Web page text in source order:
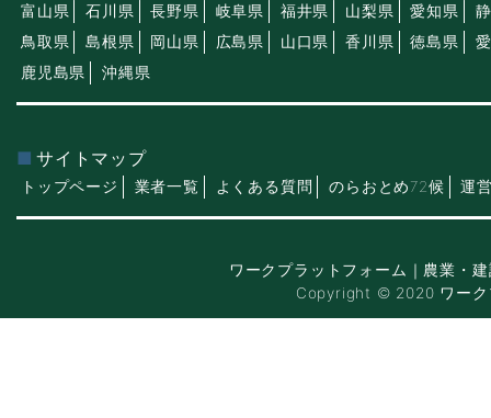
富山県
石川県 長野県 岐阜県 福井県 山梨県 愛知県
鳥取県
島根県 岡山県 広島県 山口県 香川県 徳島県
鹿児島県
沖縄県
サイトマップ
トップページ 業者一覧 よくある質問 のらおとめ72候 運
ワークプラットフォーム｜農業・
Copyright © 2020 ワーク